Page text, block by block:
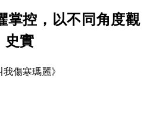
掌控，以不同角度觀
史實
傷寒瑪麗》